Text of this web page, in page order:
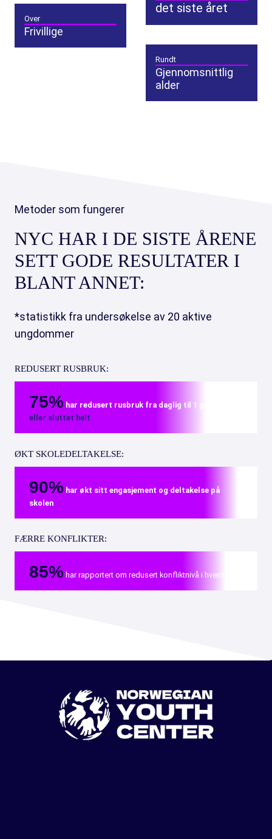
Over
Frivillige
det siste året
Rundt
Gjennomsnittlig
alder
Metoder som fungerer
NYC HAR I DE SISTE ÅRENE
SETT GODE RESULTATER I
BLANT ANNET:
*statistikk fra undersøkelse av 20 aktive
ungdommer
REDUSERT RUSBRUK:
75% har redusert rusbruk fra daglig til 1 gang i uken,
eller sluttet helt
ØKT SKOLEDELTAKELSE:
90% har økt sitt engasjement og deltakelse på
skolen
FÆRRE KONFLIKTER:
85% har rapportert om redusert konfliktnivå i hverdagen